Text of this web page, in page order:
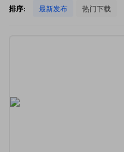
排序: 最新发布 热门下载